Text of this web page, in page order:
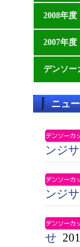
2008年
2007年
デンソー
ニュ
ンジ
ンジ
せ